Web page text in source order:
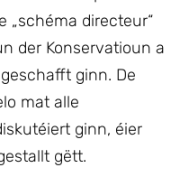
„schéma directeur“
der Konservatioun a
ginn. De
mat alle
ginn, éier
gëtt.